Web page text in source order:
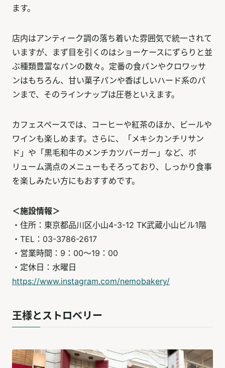
ます。
店内はアンティーク調の落ち着いた雰囲気で統一されて
いますが、まず目を引くのはショーケースにずらりと並
ぶ種類豊富なパンの数々。定番の食パンやクロワッサ
ンはもちろん、甘い菓子パンや香ばしいハード系のパ
ンまで、そのラインナップは圧巻といえます。
カフェスペースでは、コーヒーや紅茶のほか、ビールや
ワインも楽しめます。さらに、「メキシカンチリサン
ド」や「黒毛和牛のメンチカツバーガー」など、ボ
リューム満点のメニューもそろっており、しっかり食事
を楽しみたい方にもおすすめです。
＜施設情報＞
・住所：東京都品川区小山4-3-12 TK武蔵小山ビル1階
・TEL：03-3786-2617
・営業時間：9：00～19：00
・定休日：水曜日
https://www.instagram.com/nemobakery/
王様とストロベリー